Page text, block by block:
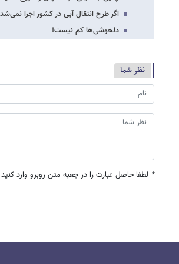
اگر طرح انتقالِ آبی در کشور اجرا
دلخوشی‌ها کم نیست!
نظر شما
* لطفا حاصل عبارت را در جعبه متن روبرو وارد کنید